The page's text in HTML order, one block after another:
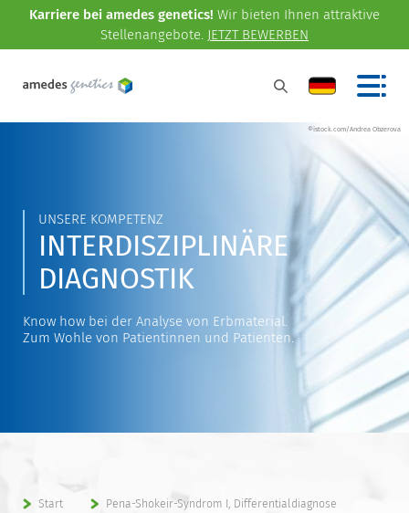
Karriere bei amedes genetics! Wir bieten Ihnen attraktive
Stellenangebote. JETZT BEWERBEN
©istock.com/Andrea Obzerova
UNSERE KOMPETENZ
INTERDISZIPLINÄRE
DIAGNOSTIK
Know how bei der Analyse von Erbmaterial.
Zum Wohle von Patientinnen und Patienten.
Start Pena-Shokeir-Syndrom I, Differentialdiagnose